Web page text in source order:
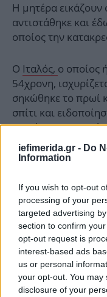
iefimerida.gr - Do
Information
If you wish to opt-out
processing of your
targeted advertising
section to confirm
opt-out request is
interest-based ads
us or personal
your opt-out. You
disclosure of your
Η μητέρα εικάζουν
αντιστάθηκε και
οποίος την
Ο Ιταλός, ο οποίος
54χρονη,
σηκώθηκε το πρωί
σπίτι και
σειρά του τις Αρχές.
Ο Ιταλός ήταν
προσπαθήσει να